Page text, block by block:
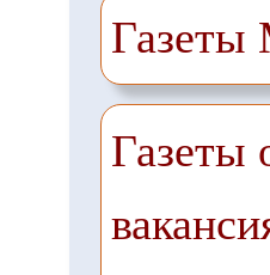
Газеты